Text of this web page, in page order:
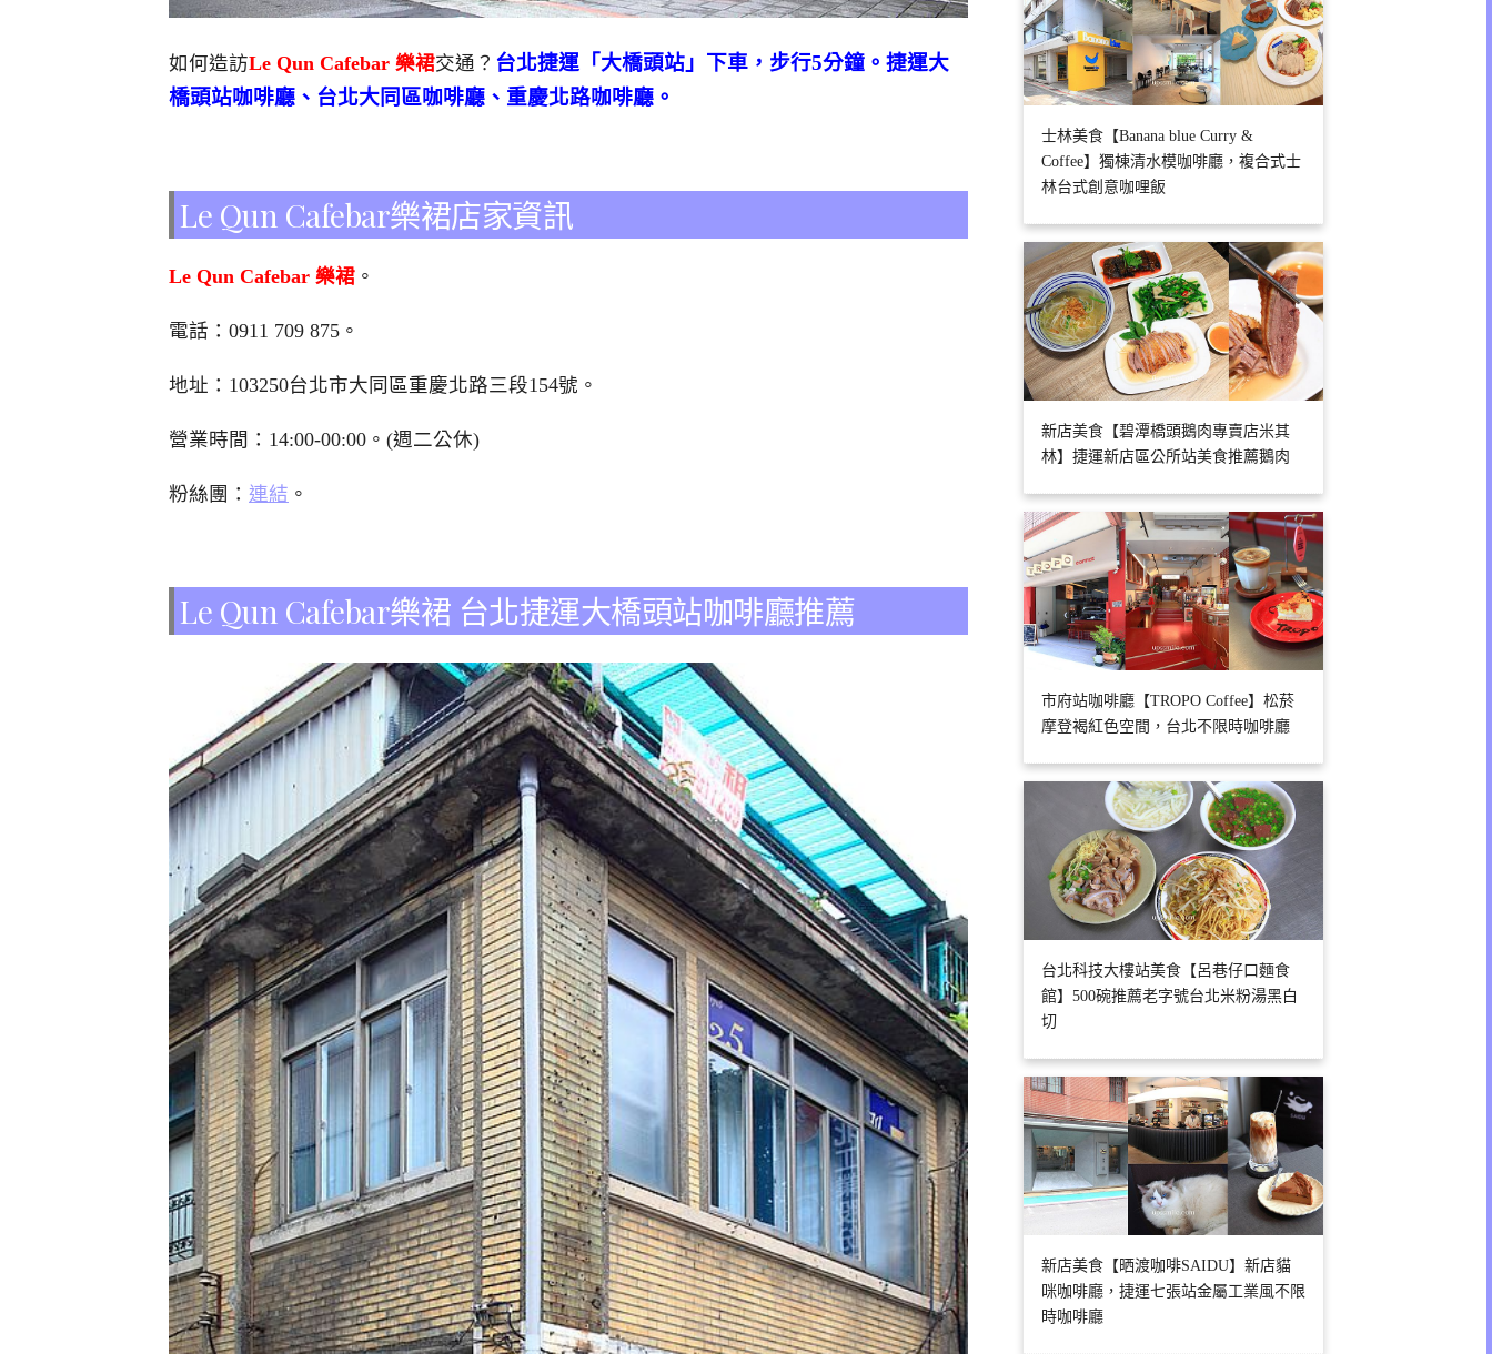
如何造訪Le Qun Cafebar 樂裙交通？ 台北捷運「大橋頭站」下車，步行5分鐘。捷運大
橋頭站咖啡廳、台北大同區咖啡廳、重慶北路咖啡廳。
Le Qun Cafebar樂裙店家資訊
Le Qun Cafebar 樂裙 。
電話： 0911 709 875 。
地址：103250台北市大同區重慶北路三段154號。
營業時間：14:00-00:00。(週二公休)
粉絲團： 連結 。
Le Qun Cafebar樂裙 台北捷運大橋頭站咖啡廳推薦
士林美食【Banana blue Curry &
Coffee】獨棟清水模咖啡廳，複合式士
林台式創意咖哩飯
新店美食【碧潭橋頭鵝肉專賣店米其
林】捷運新店區公所站美食推薦鵝肉
市府站咖啡廳【TROPO Coffee】松菸
摩登褐紅色空間，台北不限時咖啡廳
台北科技大樓站美食【呂巷仔口麵食
館】500碗推薦老字號台北米粉湯黑白
切
新店美食【晒渡咖啡SAIDU】新店貓
咪咖啡廳，捷運七張站金屬工業風不限
時咖啡廳